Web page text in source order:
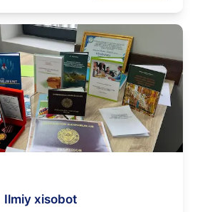
Ilmiy xisobot